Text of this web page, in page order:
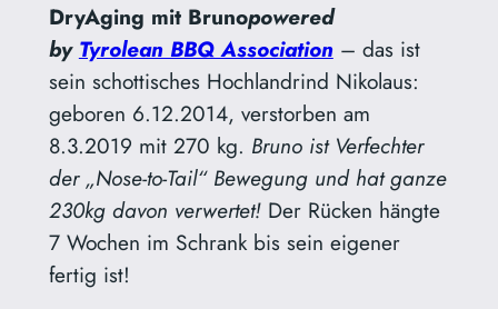
DryAging mit Brunopowered
by Tyrolean BBQ Association – das ist
sein schottisches Hochlandrind Nikolaus:
geboren 6.12.2014, verstorben am
8.3.2019 mit 270 kg. Bruno ist Verfechter
der „Nose-to-Tail“ Bewegung und hat ganze
230kg davon verwertet!Der Rücken hängte
7 Wochen im Schrank bis sein eigener
fertig ist!